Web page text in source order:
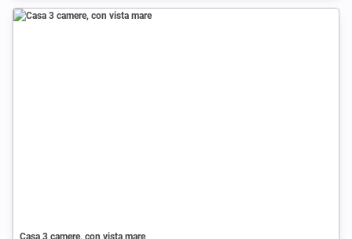
Casa 3 camere, con vista mare